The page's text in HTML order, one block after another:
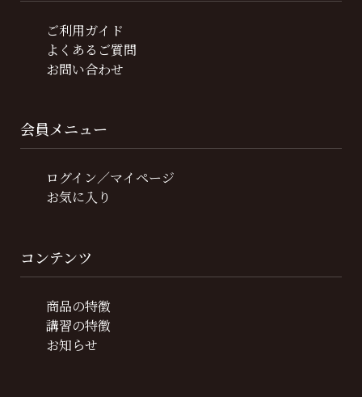
ご利用ガイド
よくあるご質問
お問い合わせ
会員メニュー
ログイン／マイページ
お気に入り
コンテンツ
商品の特徴
講習の特徴
お知らせ